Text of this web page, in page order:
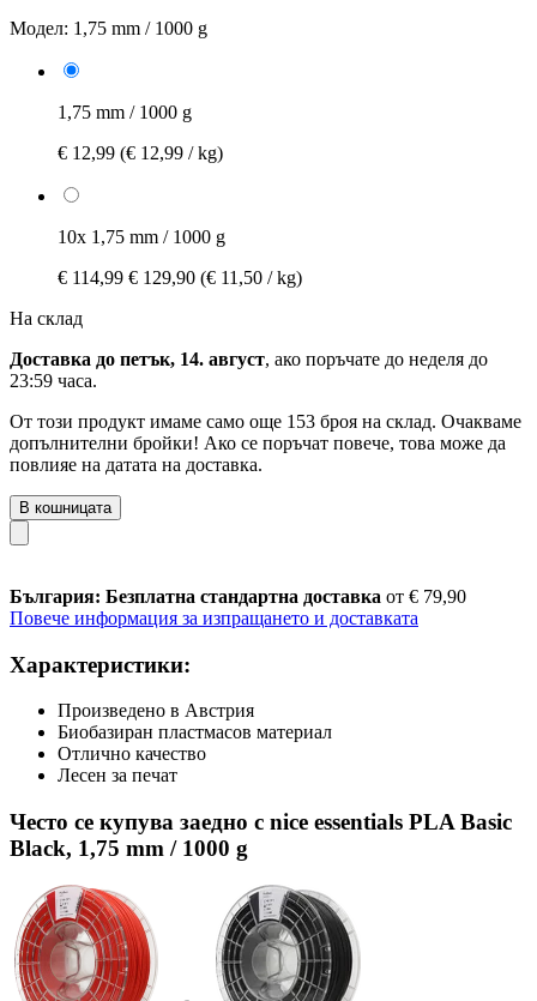
Модел: 1,75 mm / 1000 g
1,75 mm / 1000 g
€ 12,99 (€ 12,99 / kg)
10x 1,75 mm / 1000 g
€ 114,99 € 129,90 (€ 11,50 / kg)
На склад
Доставка до петък, 14. август, ако поръчате до неделя до
23:59 часа.
От този продукт имаме само още 153 броя на склад. Очакваме
допълнителни бройки! Ако се поръчат повече, това може да
повлияе на датата на доставка.
В кошницата
България: Безплатна стандартна доставка от € 79,90
Повече информация за изпращането и доставката
Характеристики:
Произведено в Австрия
Биобазиран пластмасов материал
Отлично качество
Лесен за печат
Често се купува заедно с nice essentials PLA Basic
Black, 1,75 mm / 1000 g